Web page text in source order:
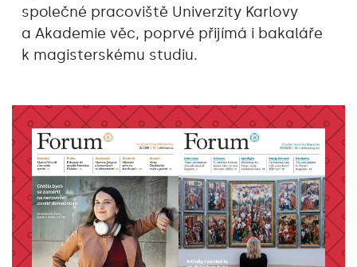
společné pracoviště Univerzity Karlovy
a Akademie věc, poprvé přijímá i bakaláře
k magisterskému studiu.